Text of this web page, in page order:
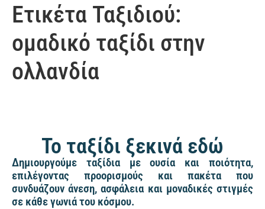
Ετικέτα Ταξιδιού:
ομαδικό ταξίδι στην
ολλανδία
Το ταξίδι ξεκινά εδώ
Δημιουργούμε ταξίδια με ουσία και ποιότητα,
επιλέγοντας προορισμούς και πακέτα που
συνδυάζουν άνεση, ασφάλεια και μοναδικές στιγμές
σε κάθε γωνιά του κόσμου.